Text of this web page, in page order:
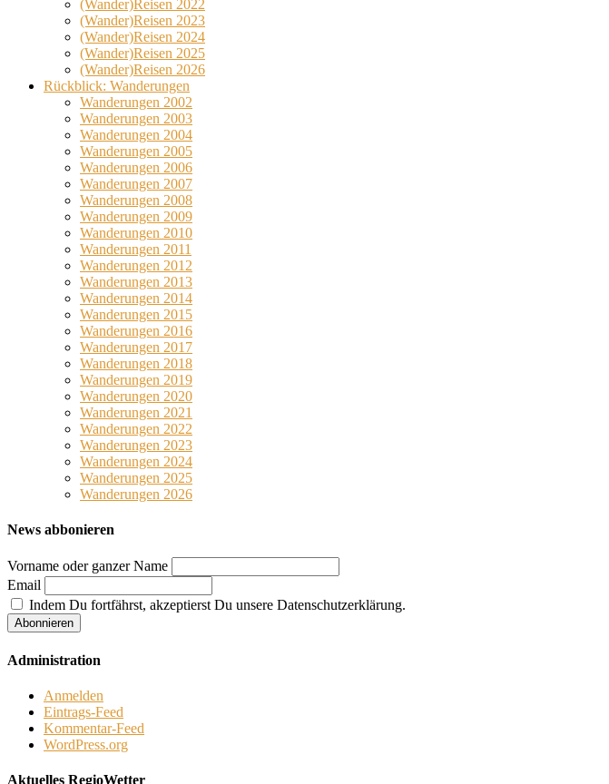
(Wander)Reisen 2022
(Wander)Reisen 2023
(Wander)Reisen 2024
(Wander)Reisen 2025
(Wander)Reisen 2026
Rückblick: Wanderungen
Wanderungen 2002
Wanderungen 2003
Wanderungen 2004
Wanderungen 2005
Wanderungen 2006
Wanderungen 2007
Wanderungen 2008
Wanderungen 2009
Wanderungen 2010
Wanderungen 2011
Wanderungen 2012
Wanderungen 2013
Wanderungen 2014
Wanderungen 2015
Wanderungen 2016
Wanderungen 2017
Wanderungen 2018
Wanderungen 2019
Wanderungen 2020
Wanderungen 2021
Wanderungen 2022
Wanderungen 2023
Wanderungen 2024
Wanderungen 2025
Wanderungen 2026
News abbonieren
Vorname oder ganzer Name
Email
Indem Du fortfährst, akzeptierst Du unsere Datenschutzerklärung.
Administration
Anmelden
Eintrags-Feed
Kommentar-Feed
WordPress.org
Aktuelles RegioWetter